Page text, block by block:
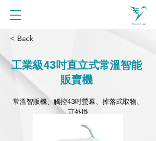
< Back
工業級43吋直立式常溫智能
販賣機
常溫智販機、觸控43吋螢幕、掉落式取物、
可外掛